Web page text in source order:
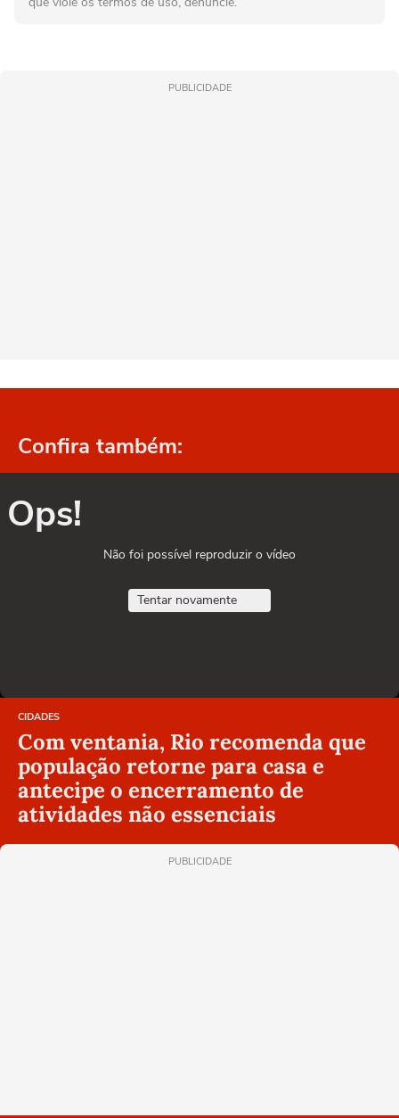
PUBLICIDADE
Confira também:
Ops!
Não foi possível reproduzir o vídeo
Tentar novamente
CIDADES
Com ventania, Rio recomenda que
população retorne para casa e
antecipe o encerramento de
atividades não essenciais
PUBLICIDADE